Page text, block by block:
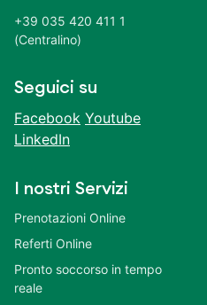
+39 035 420 411 1
(Centralino)
Seguici su
Facebook Youtube
LinkedIn
I nostri Servizi
Prenotazioni Online
Referti Online
Pronto soccorso in tempo
reale